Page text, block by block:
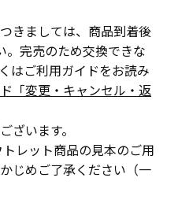
きましては、商品到着後
。完売のため交換できな
はご利用ガイドをお読み
「変更・キャンセル・返
ざいます。
レット商品の見本のご用
じめご了承ください（一